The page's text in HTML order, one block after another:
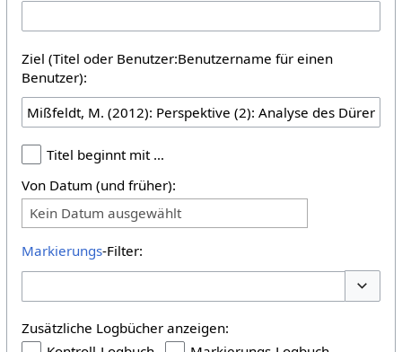
Ziel (Titel oder Benutzer:Benutzername für einen
Benutzer):
Titel beginnt mit …
Von Datum (und früher):
Kein Datum ausgewählt
Markierungs-Filter:
Zusätzliche Logbücher anzeigen: